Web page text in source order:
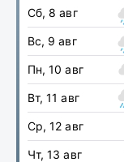
Сб, 8 авг
Вс, 9 авг
Пн, 10 авг
Вт, 11 авг
Ср, 12 авг
Чт, 13 авг